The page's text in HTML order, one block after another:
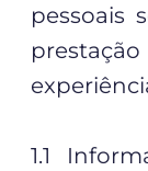
pessoais
1.1